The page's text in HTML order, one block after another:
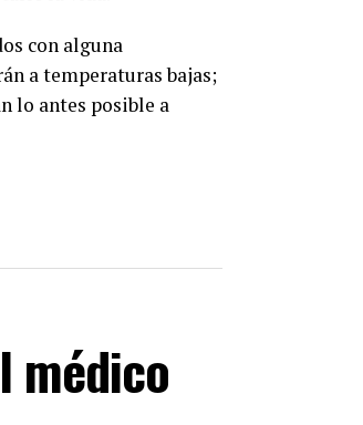
con alguna
a temperaturas bajas;
lo antes posible a
médico